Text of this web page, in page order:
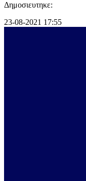
Δημοσιευτηκε:
23-08-2021 17:55